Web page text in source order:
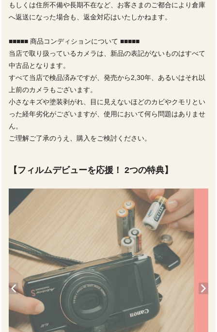
もしくは住所不備や長期不在など、お客さまのご都合により倉庫
へ返送になった場合も、返金対応はいたしかねます。
■■■■■ 商品コンディションについて ■■■■■
当店で取り扱っているカメラは、新品の表記がないものはすべて
中古品となります。
すべて当店で検品済みですが、発売から2,30年、あるいはそれ以
上前のカメラもございます。
小さなキズや塗装剥がれ、目に見えないほどのカビやクモリとい
った経年劣化がございますが、使用において何ら問題はありませ
ん。
ご理解ご了承のうえ、購入をご検討ください。
【フィルムデビューを応援！ 2つの特典】